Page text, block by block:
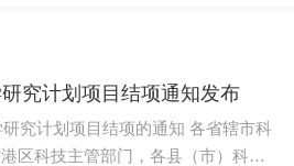
究计划项目结项通知发布
划项目结项的通知 各省辖市科
区科技主管部门，各县（市）科技